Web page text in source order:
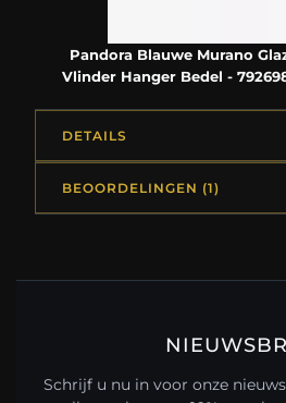
Pandora Blauwe Murano
Vlinder Hanger Bedel -
DETAILS
BEOORDELINGEN (1)
Schrijf u nu in voor onze